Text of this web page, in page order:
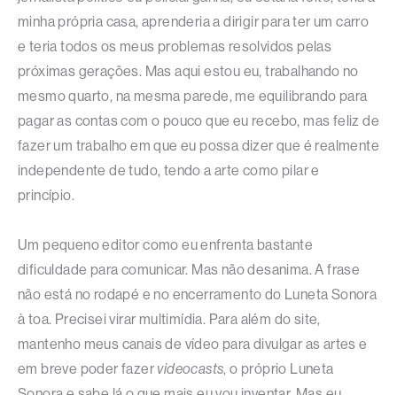
minha própria casa, aprenderia a dirigir para ter um carro
e teria todos os meus problemas resolvidos pelas
próximas gerações. Mas aqui estou eu, trabalhando no
mesmo quarto, na mesma parede, me equilibrando para
pagar as contas com o pouco que eu recebo, mas feliz de
fazer um trabalho em que eu possa dizer que é realmente
independente de tudo, tendo a arte como pilar e
princípio.
Um pequeno editor como eu enfrenta bastante
dificuldade para comunicar. Mas não desanima. A frase
não está no rodapé e no encerramento do Luneta Sonora
à toa. Precisei virar multimídia. Para além do site,
mantenho meus canais de vídeo para divulgar as artes e
em breve poder fazer videocasts, o próprio Luneta